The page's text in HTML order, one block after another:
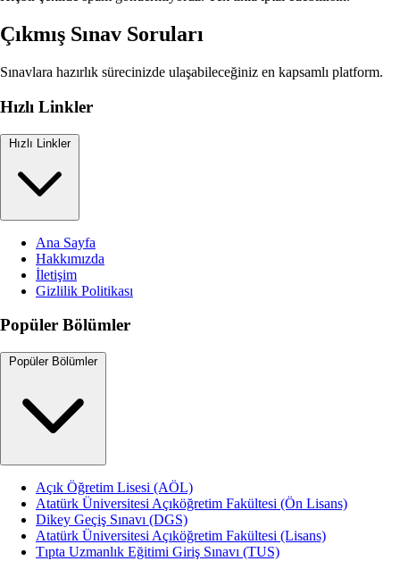
Çıkmış Sınav Soruları
Sınavlara hazırlık sürecinizde ulaşabileceğiniz en kapsamlı platform.
Hızlı Linkler
Hızlı Linkler
Ana Sayfa
Hakkımızda
İletişim
Gizlilik Politikası
Popüler Bölümler
Popüler Bölümler
Açık Öğretim Lisesi (AÖL)
Atatürk Üniversitesi Açıköğretim Fakültesi (Ön Lisans)
Dikey Geçiş Sınavı (DGS)
Atatürk Üniversitesi Açıköğretim Fakültesi (Lisans)
Tıpta Uzmanlık Eğitimi Giriş Sınavı (TUS)